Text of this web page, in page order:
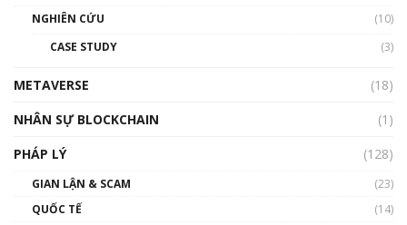
01:32:59
gió ấm
NGHIÊN CỨU
(10)
CASE STUDY
(3)
METAVERSE
(18)
NHÂN SỰ BLOCKCHAIN
(1)
PHÁP LÝ
(128)
GIAN LẬN & SCAM
(23)
QUỐC TẾ
(14)